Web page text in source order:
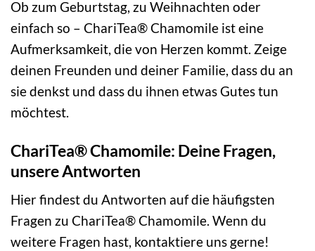
Ob zum Geburtstag, zu Weihnachten oder
einfach so – ChariTea® Chamomile ist eine
Aufmerksamkeit, die von Herzen kommt. Zeige
deinen Freunden und deiner Familie, dass du an
sie denkst und dass du ihnen etwas Gutes tun
möchtest.
ChariTea® Chamomile: Deine Fragen,
unsere Antworten
Hier findest du Antworten auf die häufigsten
Fragen zu ChariTea® Chamomile. Wenn du
weitere Fragen hast, kontaktiere uns gerne!